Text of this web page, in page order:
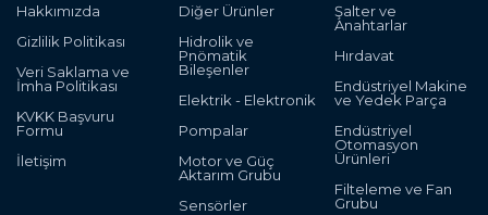
Hakkımızda
Gizlilik Politikası
Veri Saklama ve
İmha Politikası
KVKK Başvuru
Formu
İletişim
Diğer Ürünler
Hidrolik ve
Pnömatik
Bileşenler
Elektrik - Elektronik
Pompalar
Motor ve Güç
Aktarım Grubu
Sensörler
Şalter ve
Anahtarlar
Hırdavat
Endüstriyel Makine
ve Yedek Parça
Endüstriyel
Otomasyon
Ürünleri
Filteleme ve Fan
Grubu